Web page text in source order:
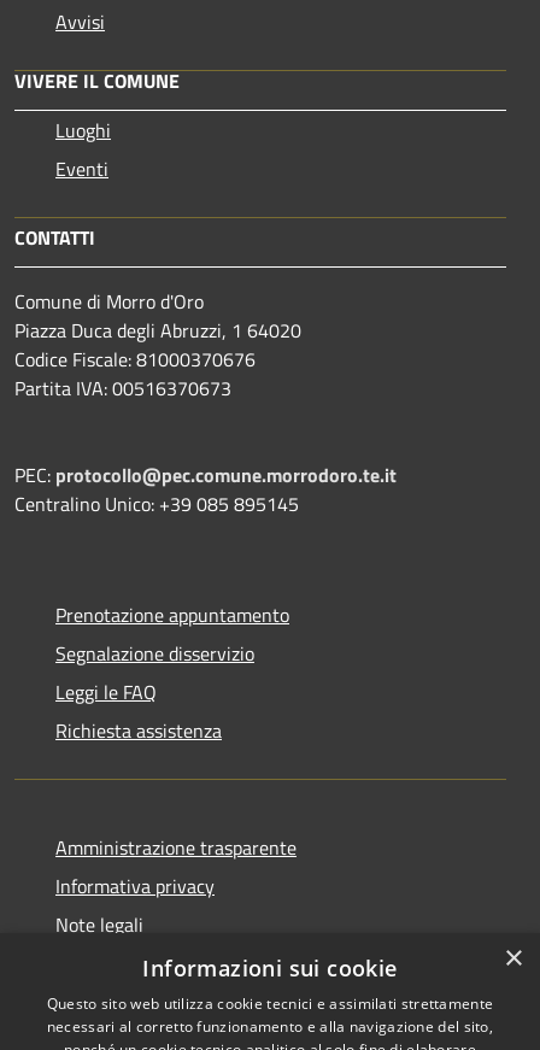
Avvisi
VIVERE IL COMUNE
Luoghi
Eventi
CONTATTI
Comune di Morro d'Oro
Piazza Duca degli Abruzzi, 1 64020
Codice Fiscale: 81000370676
Partita IVA: 00516370673
PEC: protocollo@pec.comune.morrodoro.te.it
Centralino Unico: +39 085 895145
Prenotazione appuntamento
Segnalazione disservizio
Leggi le FAQ
Richiesta assistenza
Amministrazione trasparente
Informativa privacy
Note legali
Dichiarazione di accessibilità
×
Informazioni sui cookie
Questo sito web utilizza cookie tecnici e assimilati strettamente
necessari al corretto funzionamento e alla navigazione del sito,